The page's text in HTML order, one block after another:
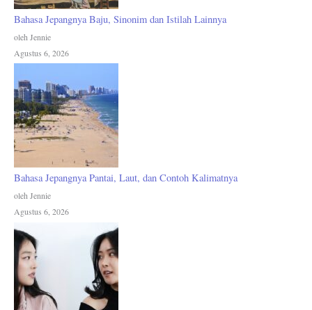
Bahasa Jepangnya Baju, Sinonim dan Istilah Lainnya
oleh Jennie
Agustus 6, 2026
Bahasa Jepangnya Pantai, Laut, dan Contoh Kalimatnya
oleh Jennie
Agustus 6, 2026